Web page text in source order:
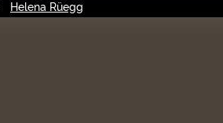
Helena Rüegg